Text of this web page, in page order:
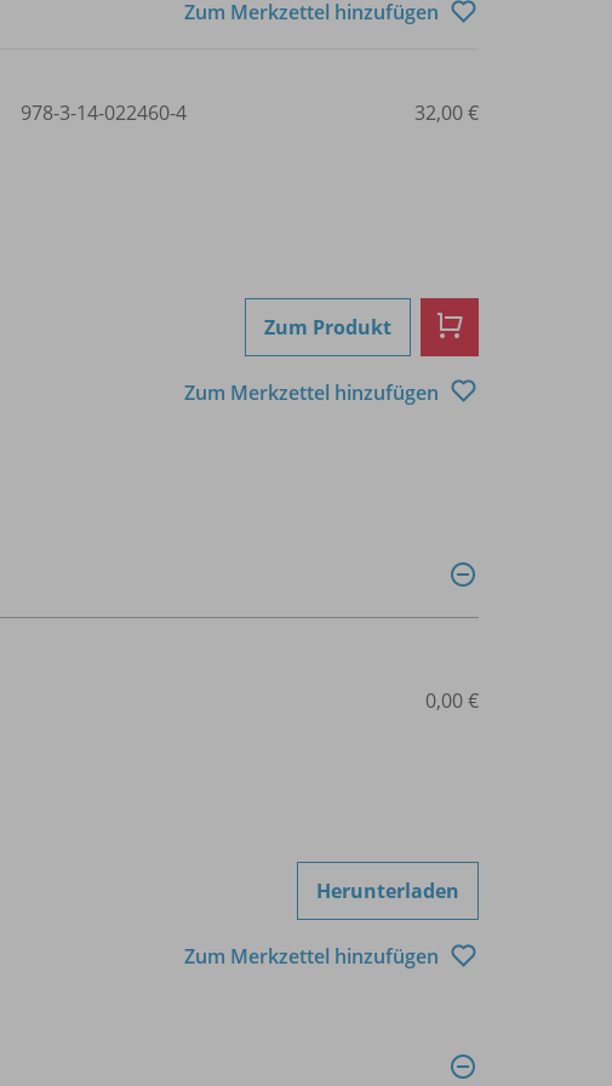
Zum Merkzettel hinzufügen
978-3-14-022460-4 32,00 €
Zum Produkt
Zum Merkzettel hinzufügen
0,00 €
Herunterladen
Zum Merkzettel hinzufügen